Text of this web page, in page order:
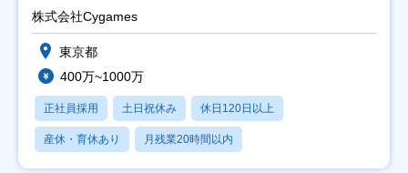
株式会社Cygames
東京都
400万~1000万
正社員採用 土日祝休み 休日120日以上
産休・育休あり 月残業20時間以内